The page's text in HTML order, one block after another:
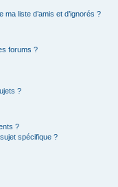
liste d’amis et d’ignorés ?
forums ?
?
?
spécifique ?